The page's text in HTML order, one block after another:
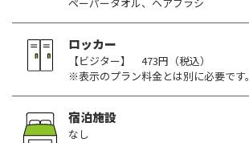
ペーパータオル、ヘアブラシ
ロッカー
【ビジター】 473円（税込）
※表示のプラン料金とは別に必要です。
宿泊施設
なし